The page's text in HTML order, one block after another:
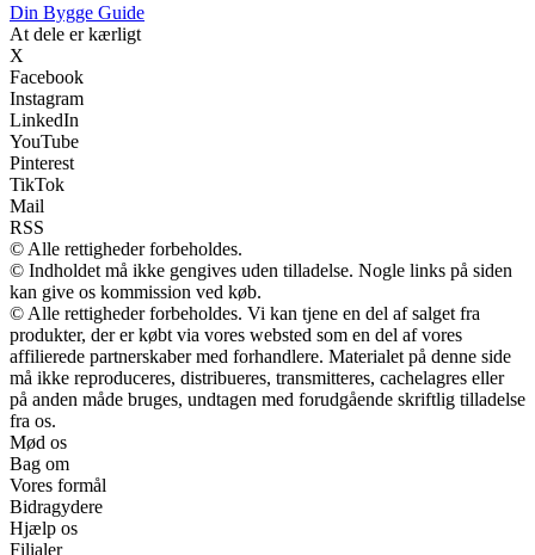
Din Bygge Guide
At dele er kærligt
X
Facebook
Instagram
LinkedIn
YouTube
Pinterest
TikTok
Mail
RSS
© Alle rettigheder forbeholdes.
© Indholdet må ikke gengives uden tilladelse. Nogle links på siden
kan give os kommission ved køb.
© Alle rettigheder forbeholdes. Vi kan tjene en del af salget fra
produkter, der er købt via vores websted som en del af vores
affilierede partnerskaber med forhandlere. Materialet på denne side
må ikke reproduceres, distribueres, transmitteres, cachelagres eller
på anden måde bruges, undtagen med forudgående skriftlig tilladelse
fra os.
Mød os
Bag om
Vores formål
Bidragydere
Hjælp os
Filialer